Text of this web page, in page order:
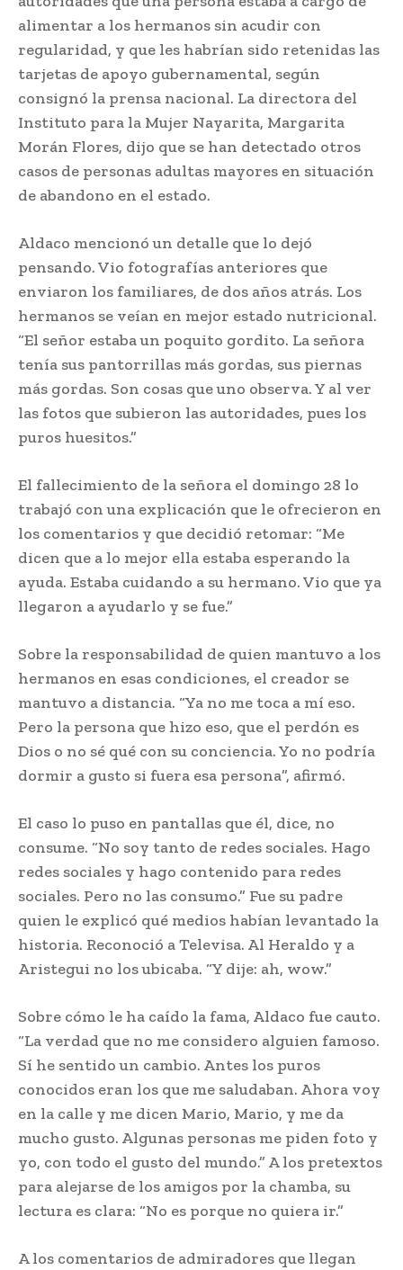
alimentar a los hermanos sin acudir con
regularidad, y que les habrían sido retenidas las
tarjetas de apoyo gubernamental, según
consignó la prensa nacional. La directora del
Instituto para la Mujer Nayarita, Margarita
Morán Flores, dijo que se han detectado otros
casos de personas adultas mayores en situación
de abandono en el estado.
Aldaco mencionó un detalle que lo dejó
pensando. Vio fotografías anteriores que
enviaron los familiares, de dos años atrás. Los
hermanos se veían en mejor estado nutricional.
“El señor estaba un poquito gordito. La señora
tenía sus pantorrillas más gordas, sus piernas
más gordas. Son cosas que uno observa. Y al ver
las fotos que subieron las autoridades, pues los
puros huesitos.”
El fallecimiento de la señora el domingo 28 lo
trabajó con una explicación que le ofrecieron en
los comentarios y que decidió retomar: “Me
dicen que a lo mejor ella estaba esperando la
ayuda. Estaba cuidando a su hermano. Vio que ya
llegaron a ayudarlo y se fue.”
Sobre la responsabilidad de quien mantuvo a los
hermanos en esas condiciones, el creador se
mantuvo a distancia. “Ya no me toca a mí eso.
Pero la persona que hizo eso, que el perdón es
Dios o no sé qué con su conciencia. Yo no podría
dormir a gusto si fuera esa persona”, afirmó.
El caso lo puso en pantallas que él, dice, no
consume. “No soy tanto de redes sociales. Hago
redes sociales y hago contenido para redes
sociales. Pero no las consumo.” Fue su padre
quien le explicó qué medios habían levantado la
historia. Reconoció a Televisa. Al Heraldo y a
Aristegui no los ubicaba. “Y dije: ah, wow.”
Sobre cómo le ha caído la fama, Aldaco fue cauto.
“La verdad que no me considero alguien famoso.
Sí he sentido un cambio. Antes los puros
conocidos eran los que me saludaban. Ahora voy
en la calle y me dicen Mario, Mario, y me da
mucho gusto. Algunas personas me piden foto y
yo, con todo el gusto del mundo.” A los pretextos
para alejarse de los amigos por la chamba, su
lectura es clara: “No es porque no quiera ir.”
A los comentarios de admiradores que llegan